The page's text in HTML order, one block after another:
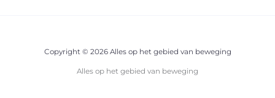
Copyright © 2026 Alles op het gebied van beweging
Alles op het gebied van beweging